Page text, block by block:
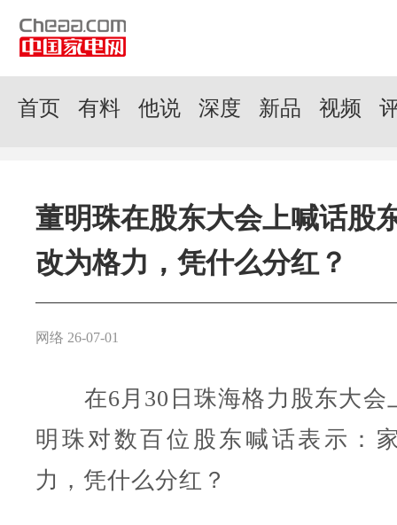
首页 有料 他说 深度 新品 视频
董明珠在股东大会上喊话股
改为格力，凭什么分红？
网络 26-07-01
在6月30日珠海格力股东大会
明珠对数百位股东喊话表示：
力，凭什么分红？